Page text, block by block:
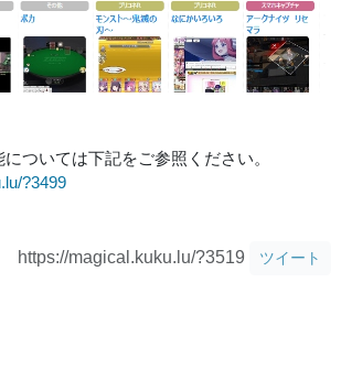
については下記をご参照ください。
?3499
https://magical.kuku.lu/?3519 ツイート